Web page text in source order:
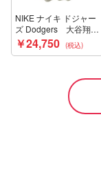
NIKE ナイキ ドジャー
ズ Dodgers 大谷翔平
ユニフォーム SIZE
XXL Bランク
￥24,750